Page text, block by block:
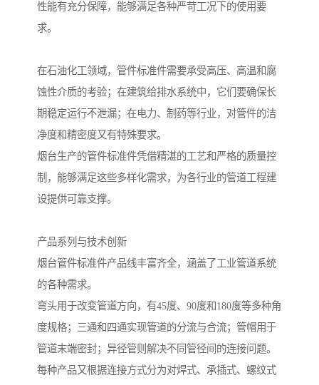
性能有充分保障，能够满足各种严苛工况下的使用要
求。
在石油化工领域，管件标准件需要承受高压、高温和腐
蚀性介质的考验；在建筑给排水系统中，它们要确保长
期稳定运行不泄漏；在电力、制药等行业，对管件的洁
净度和精密度又有特殊要求。
烟台生产的管件标准件凭借精湛的工艺和严格的质量控
制，能够满足这些多样化需求，为各行业的管道工程建
设提供可靠支撑。
产品系列与技术创新
烟台管件标准件产品线丰富齐全，涵盖了工业管道系统
的各种需求。
弯头用于改变管道方向，有45度、90度和180度等多种角
度规格；三通和四通实现管道的分流与合流；管帽用于
管道末端密封；异径管则解决不同管径间的连接问题。
每种产品又根据连接方式分为对焊式、承插式、螺纹式